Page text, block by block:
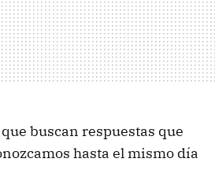
buscan respuestas que
hasta el mismo día